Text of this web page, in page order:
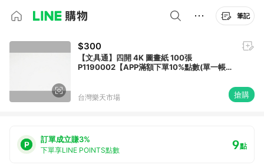
筆記
$300
【文具通】四開 4K 圖畫紙 100張
P1190002【APP滿額下單10%點數(單一帳號
台灣樂天市場 搶購
訂單成立賺3%
下單享LINE POINTS點數 9點